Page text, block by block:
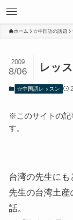
ホーム ☆中国語の話題
レッ
2009
8/06
☆中国語レッスン
※このサイトの記
す。
台湾の先生にも
先生の台湾土
話。